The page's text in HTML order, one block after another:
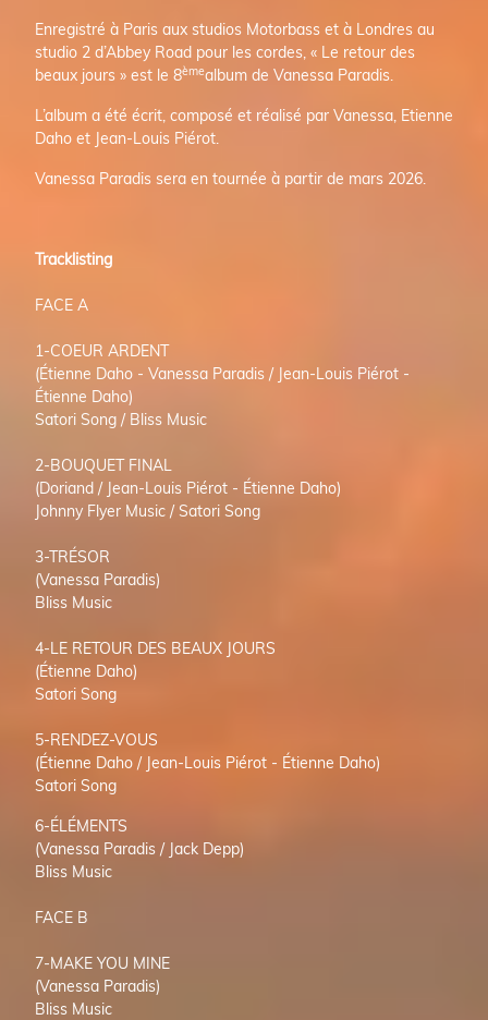
Enregistré à Paris aux studios Motorbass et à Londres au
studio 2 d’Abbey Road pour les cordes, « Le retour des
beaux jours » est le 8èmealbum de Vanessa Paradis.
L’album a été écrit, composé et réalisé par Vanessa, Etienne
Daho et Jean-Louis Piérot.
Vanessa Paradis sera en tournée à partir de mars 2026.
Tracklisting
FACE A
1-COEUR ARDENT
(Étienne Daho - Vanessa Paradis / Jean-Louis Piérot -
Étienne Daho)
Satori Song / Bliss Music
2-BOUQUET FINAL
(Doriand / Jean-Louis Piérot - Étienne Daho)
Johnny Flyer Music / Satori Song
3-TRÉSOR
(Vanessa Paradis)
Bliss Music
4-LE RETOUR DES BEAUX JOURS
(Étienne Daho)
Satori Song
5-RENDEZ-VOUS
(Étienne Daho / Jean-Louis Piérot - Étienne Daho)
Satori Song
6-ÉLÉMENTS
(Vanessa Paradis / Jack Depp)
Bliss Music
FACE B
7-MAKE YOU MINE
(Vanessa Paradis)
Bliss Music